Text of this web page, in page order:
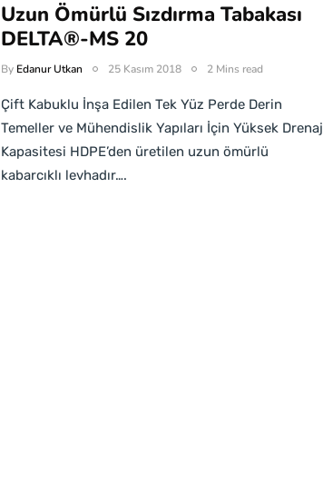
Uzun Ömürlü Sızdırma Tabakası
DELTA®-MS 20
By Edanur Utkan 25 Kasım 2018 2 Mins read
Çift Kabuklu İnşa Edilen Tek Yüz Perde Derin
Temeller ve Mühendislik Yapıları İçin Yüksek Drenaj
Kapasitesi HDPE’den üretilen uzun ömürlü
kabarcıklı levhadır….